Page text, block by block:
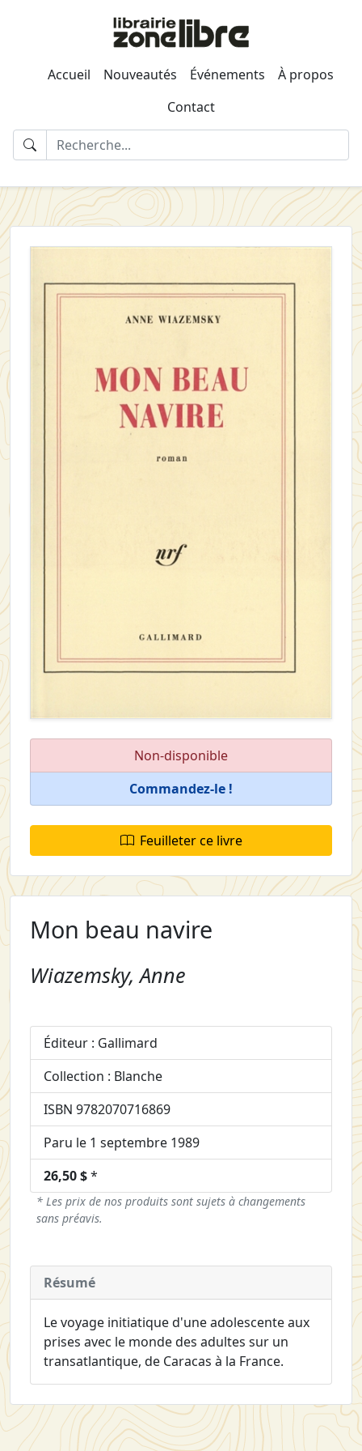
Accueil Nouveautés Événements
À propos
Contact
Non-disponible
Commandez-le !
Feuilleter ce livre
Mon beau navire
Wiazemsky, Anne
Éditeur : Gallimard
Collection : Blanche
ISBN 9782070716869
Paru le 1 septembre 1989
26,50 $*
* Les prix de nos produits sont sujets à changements
sans préavis.
Résumé
Le voyage initiatique d'une adolescente aux
prises avec le monde des adultes sur un
transatlantique, de Caracas à la France.